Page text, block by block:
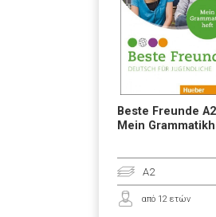
Beste Freunde
Mein
A2
από 12 ετών